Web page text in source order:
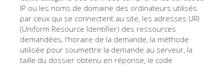
Réserver
Réserver une visite guidée
Les billets coupe-file
IP ou les noms de domaine des ordinateurs utilisés
par ceux qui se connectent au site, les adresses URI
(Uniform Resource Identifier) des ressources
demandées, l'horaire de la demande, la méthode
utilisée pour soumettre la demande au serveur, la
taille du dossier obtenu en réponse, le code